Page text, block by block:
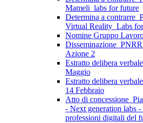
Mameli_labs for future
Determina a
Virtual Reality_Labs
Nomine Gruppo
Azione 2
Estratto delibera
Maggio
Estratto delibera
14 Febbraio
Atto di
- Next generation labs
professioni digitali del